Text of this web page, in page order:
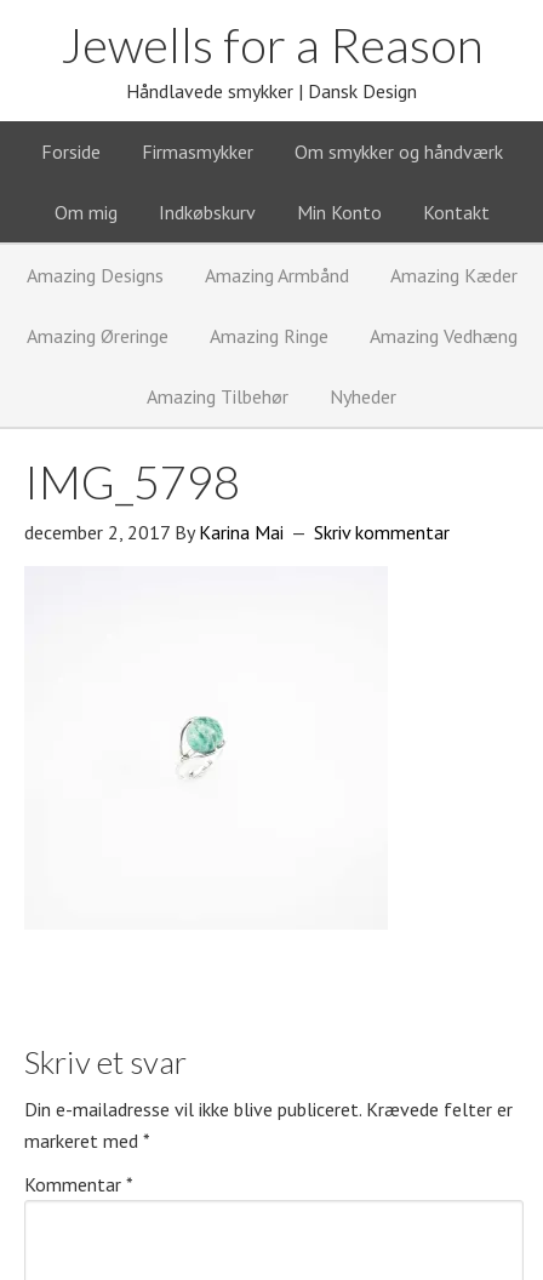
Jewells for a Reason
Håndlavede smykker | Dansk Design
Forside Firmasmykker Om smykker og håndværk
Om mig Indkøbskurv Min Konto Kontakt
Amazing Designs Amazing Armbånd Amazing Kæder
Amazing Øreringe Amazing Ringe Amazing Vedhæng
Amazing Tilbehør Nyheder
IMG_5798
december 2, 2017 ByKarina Mai Skriv kommentar
Skriv et svar
Din e-mailadresse vil ikke blive publiceret. Krævede felter er
markeret med *
Kommentar *